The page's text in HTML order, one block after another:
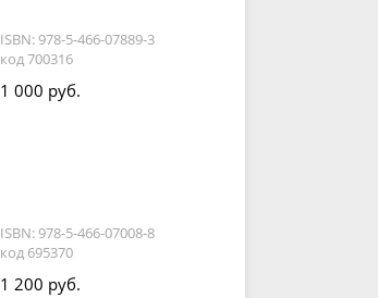
ISBN: 978-5-466-07889-3
код 700316
1 000 руб.
ISBN: 978-5-466-07008-8
код 695370
1 200 руб.